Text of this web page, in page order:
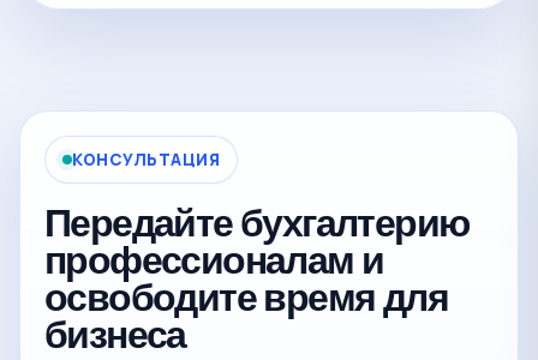
КОНСУЛЬТАЦИЯ
Передайте бухгалтерию
профессионалам и
освободите время для
бизнеса